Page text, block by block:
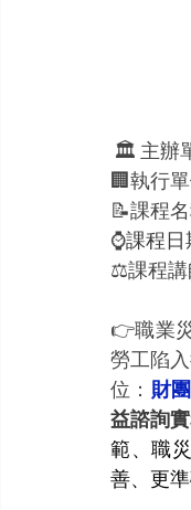
🏛 主辦
🏢執行單
📝課程名
⌚️課程日
⚖️課程講
👉職業
勞工陷
位： 財
益諮詢
範、職
善、更